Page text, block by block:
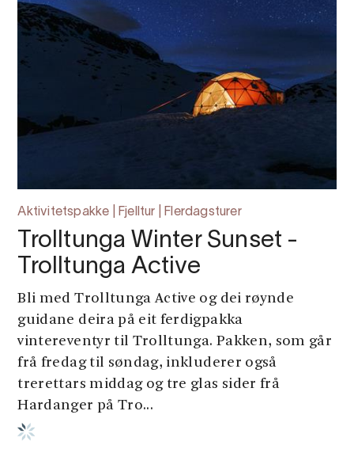
Aktivitetspakke | Fjelltur | Flerdagsturer
Trolltunga Winter Sunset -
Trolltunga Active
Bli med Trolltunga Active og dei røynde
guidane deira på eit ferdigpakka
vintereventyr til Trolltunga. Pakken, som går
frå fredag til søndag, inkluderer også
trerettars middag og tre glas sider frå
Hardanger på Tro...